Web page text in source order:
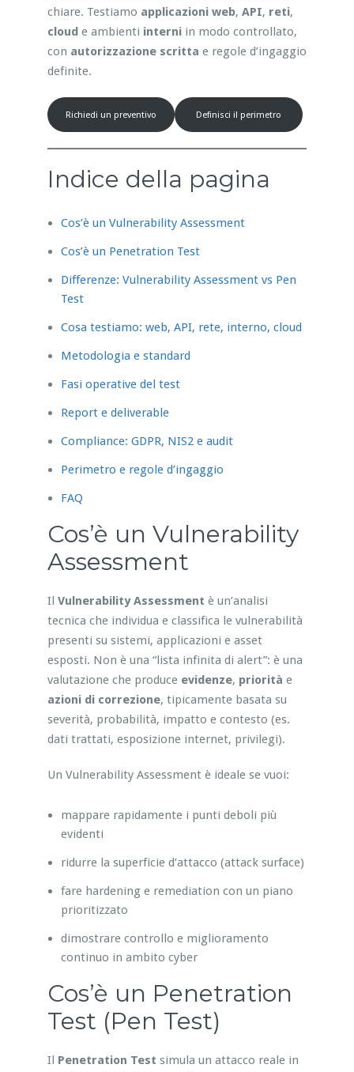
chiare. Testiamo applicazioni web, API, reti,
cloude ambienti interniin modo controllato,
con autorizzazione scritta e regole d’ingaggio
definite.
Richiedi un preventivo Definisci il perimetro
Indice della pagina
Cos’è un Vulnerability Assessment
Cos’è un Penetration Test
Differenze: Vulnerability Assessment vs Pen
Test
Cosa testiamo: web, API, rete, interno, cloud
Metodologia e standard
Fasi operative del test
Report e deliverable
Compliance: GDPR, NIS2 e audit
Perimetro e regole d’ingaggio
FAQ
Cos’è un Vulnerability
Assessment
Il Vulnerability Assessment è un’analisi
tecnica che individua e classifica le vulnerabilità
presenti su sistemi, applicazioni e asset
esposti. Non è una “lista infinita di alert”: è una
valutazione che produce evidenze, priorità e
azioni di correzione, tipicamente basata su
severità, probabilità, impatto e contesto (es.
dati trattati, esposizione internet, privilegi).
Un Vulnerability Assessment è ideale se vuoi:
mappare rapidamente i punti deboli più
evidenti
ridurre la superficie d’attacco (attack surface)
fare hardening e remediation con un piano
prioritizzato
dimostrare controllo e miglioramento
continuo in ambito cyber
Cos’è un Penetration
Test (Pen Test)
Il Penetration Test simula un attacco reale in